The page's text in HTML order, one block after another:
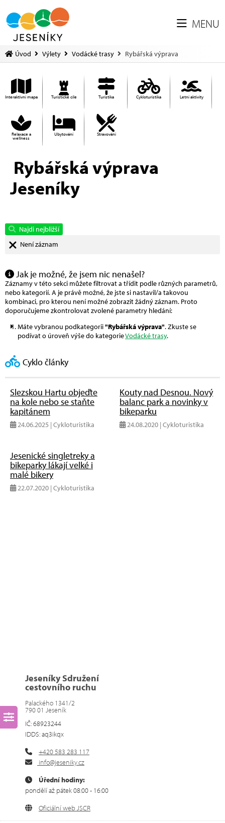
MENU
Úvod Výlety Vodácké trasy Rybářská výprava
Interaktivní mapa Turistické cíle Turistika Cykloturistika Letní aktivity
Relaxace a
wellness
Ubytování Stravování
Rybářská výprava
Jeseníky
Najdi nejbližší
Není záznam
Jak je možné, že jsem nic nenašel?
Záznamy v této sekci můžete filtrovat a třídit podle různých parametrů,
nebo kategorií. A je právě možné, že jste si nastavil/a takovou
kombinaci, pro kterou není možné zobrazit žádný záznam. Proto
doporučujeme zkontrolovat zvolené parametry hledání:
Máte vybranou podkategorii"Rybářská výprava". Zkuste se
podívat o úroveň výše do kategorieVodácké trasy.
Cyklo články
Slezskou Hartu objeďte
na kole nebo se staňte
kapitánem
24.06.2025 | Cykloturistika
Kouty nad Desnou. Nový
balanc park a novinky v
bikeparku
24.08.2020 | Cykloturistika
Jesenické singletreky a
bikeparky lákají velké i
malé bikery
22.07.2020 | Cykloturistika
Jeseníky Sdružení
cestovního ruchu
Palackého 1341/2
790 01 Jeseník
IČ: 68923244
IDDS: aq3ikqx
+420 583 283 117
info@jeseniky.cz
Úřední hodiny:
pondělí až pátek 08:00 - 16:00
Oficiální web JSCR